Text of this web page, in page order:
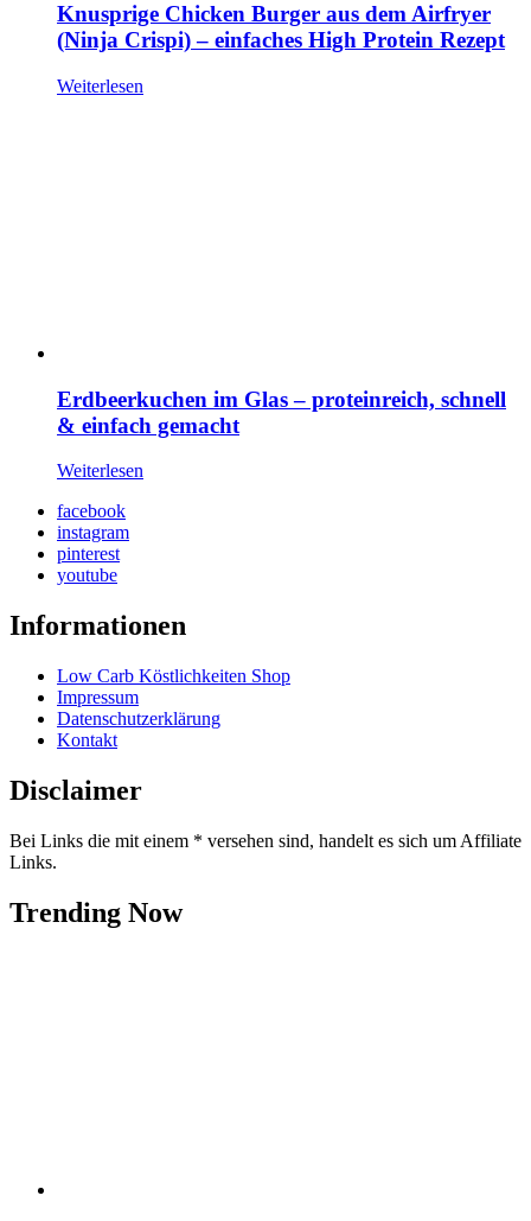
Knusprige Chicken Burger aus dem Airfryer
(Ninja Crispi) – einfaches High Protein Rezept
Weiterlesen
Erdbeerkuchen im Glas – proteinreich, schnell
& einfach gemacht
Weiterlesen
facebook
instagram
pinterest
youtube
Informationen
Low Carb Köstlichkeiten Shop
Impressum
Datenschutzerklärung
Kontakt
Disclaimer
Bei Links die mit einem * versehen sind, handelt es sich um Affiliate
Links.
Trending Now